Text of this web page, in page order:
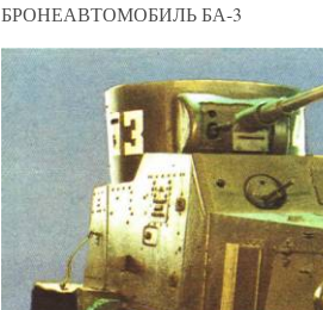
БРОНЕАВТОМОБИЛЬ БА-3